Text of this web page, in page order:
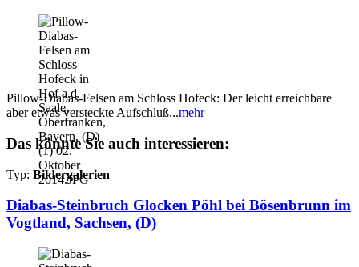
Pillow-Diabas-Felsen am Schloss Hofeck: Der leicht erreichbare
aber etwas versteckte Aufschluß...mehr
Das könnte Sie auch interessieren:
Typ: Bildergalerien
Diabas-Steinbruch Glocken Pöhl bei Bösenbrunn im
Vogtland, Sachsen, (D)